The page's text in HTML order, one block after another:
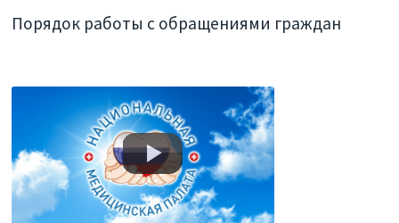
Порядок работы с обращениями граждан